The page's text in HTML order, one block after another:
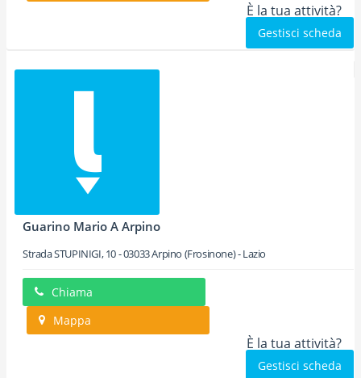
È la tua attività?
Gestisci scheda
Guarino Mario A Arpino
Strada STUPINIGI, 10-03033Arpino (Frosinone) -Lazio
Chiama
Mappa
È la tua attività?
Gestisci scheda